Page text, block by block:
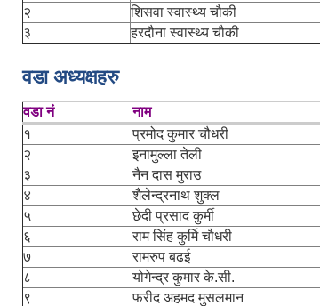
२
शिसवा स्वास्थ्य चौकी
३
हरदौना स्वास्थ्य चौकी
वडा अध्यक्षहरु
वडा नं नाम
१
प्रमोद कुमार चौधरी
२
इनामुल्ला तेली
३
नैन दास मुराउ
४
शैलेन्द्रनाथ शुक्ल
५
छेदी प्रसाद कुर्मी
६
राम सिंह कुर्मि चौधरी
७
रामरुप बढई
८
योगेन्द्र कुमार के.सी.
९
फरीद अहमद मुसलमान